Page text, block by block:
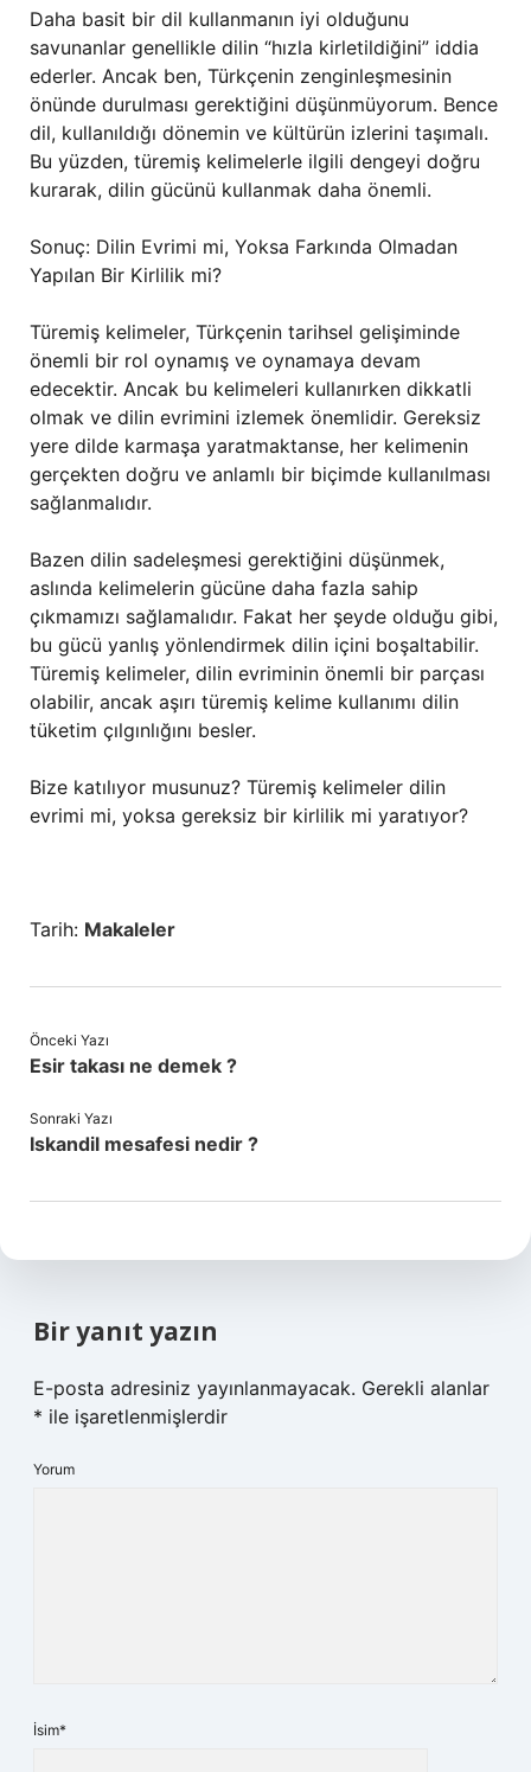
Daha basit bir dil kullanmanın iyi olduğunu
savunanlar genellikle dilin “hızla kirletildiğini” iddia
ederler. Ancak ben, Türkçenin zenginleşmesinin
önünde durulması gerektiğini düşünmüyorum. Bence
dil, kullanıldığı dönemin ve kültürün izlerini taşımalı.
Bu yüzden, türemiş kelimelerle ilgili dengeyi doğru
kurarak, dilin gücünü kullanmak daha önemli.
Sonuç: Dilin Evrimi mi, Yoksa Farkında Olmadan
Yapılan Bir Kirlilik mi?
Türemiş kelimeler, Türkçenin tarihsel gelişiminde
önemli bir rol oynamış ve oynamaya devam
edecektir. Ancak bu kelimeleri kullanırken dikkatli
olmak ve dilin evrimini izlemek önemlidir. Gereksiz
yere dilde karmaşa yaratmaktanse, her kelimenin
gerçekten doğru ve anlamlı bir biçimde kullanılması
sağlanmalıdır.
Bazen dilin sadeleşmesi gerektiğini düşünmek,
aslında kelimelerin gücüne daha fazla sahip
çıkmamızı sağlamalıdır. Fakat her şeyde olduğu gibi,
bu gücü yanlış yönlendirmek dilin içini boşaltabilir.
Türemiş kelimeler, dilin evriminin önemli bir parçası
olabilir, ancak aşırı türemiş kelime kullanımı dilin
tüketim çılgınlığını besler.
Bize katılıyor musunuz? Türemiş kelimeler dilin
evrimi mi, yoksa gereksiz bir kirlilik mi yaratıyor?
Tarih: Makaleler
Önceki Yazı
Esir takası ne demek ?
Sonraki Yazı
Iskandil mesafesi nedir ?
Bir yanıt yazın
E-posta adresiniz yayınlanmayacak. Gerekli alanlar
* ile işaretlenmişlerdir
Yorum
İsim*